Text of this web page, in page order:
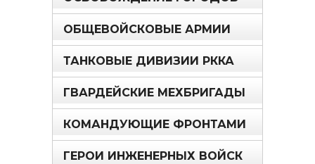
ОБЩЕВОЙСКОВЫЕ АРМИИ
ТАНКОВЫЕ ДИВИЗИИ РККА
ГВАРДЕЙСКИЕ МЕХБРИГАДЫ
КОМАНДУЮЩИЕ ФРОНТАМИ
ГЕРОИ ИНЖЕНЕРНЫХ ВОЙСК